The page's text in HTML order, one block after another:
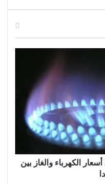
الكهرباء والغاز بين